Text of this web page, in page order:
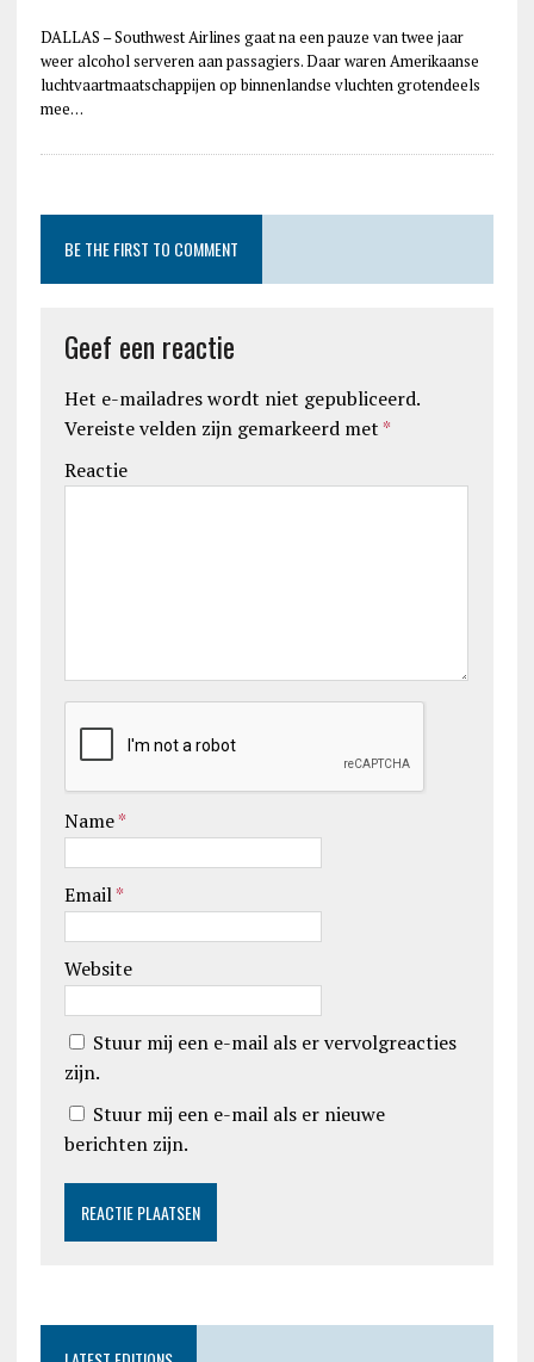
DALLAS – Southwest Airlines gaat na een pauze van twee jaar
weer alcohol serveren aan passagiers. Daar waren Amerikaanse
luchtvaartmaatschappijen op binnenlandse vluchten grotendeels
mee…
BE THE FIRST TO COMMENT
Geef een reactie
Het e-mailadres wordt niet gepubliceerd.
Vereiste velden zijn gemarkeerd met *
Reactie
Name*
Email*
Website
Stuur mij een e-mail als er vervolgreacties
zijn.
Stuur mij een e-mail als er nieuwe
berichten zijn.